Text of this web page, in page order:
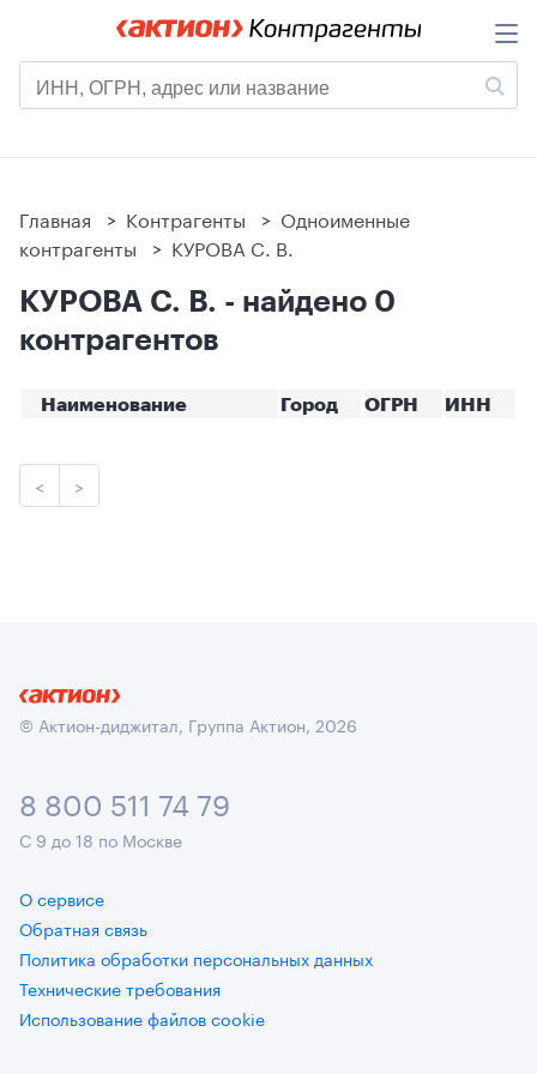
Главная > Контрагенты > Одноименные
контрагенты > КУРОВА С. В.
КУРОВА С. В. - найдено 0
контрагентов
Наименование Город ОГРН ИНН
< >
© Актион-диджитал, Группа Актион, 2026
8 800 511 74 79
С 9 до 18 по Москве
О сервисе
Обратная связь
Политика обработки персональных данных
Технические требования
Использование файлов cookie